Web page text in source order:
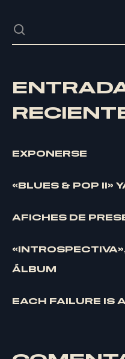
FED
EXPONERSE
«BLUES & POP II»
AFICHES DE
ÁLBUM
EACH FAILURE IS